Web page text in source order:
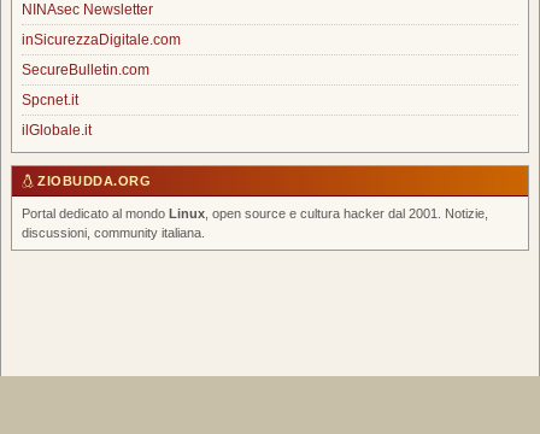
NINAsec Newsletter
inSicurezzaDigitale.com
SecureBulletin.com
Spcnet.it
ilGlobale.it
ZIOBUDDA.ORG
Portal dedicato al mondo Linux , open source e cultura hacker dal 2001. Notizie,
discussioni, community italiana.